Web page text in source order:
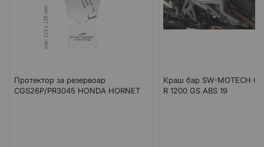
Протектор за резервоар
CGS26P/PR3045 HONDA HORNET
Краш бар SW-MOTECH
R 1200 GS ABS 19